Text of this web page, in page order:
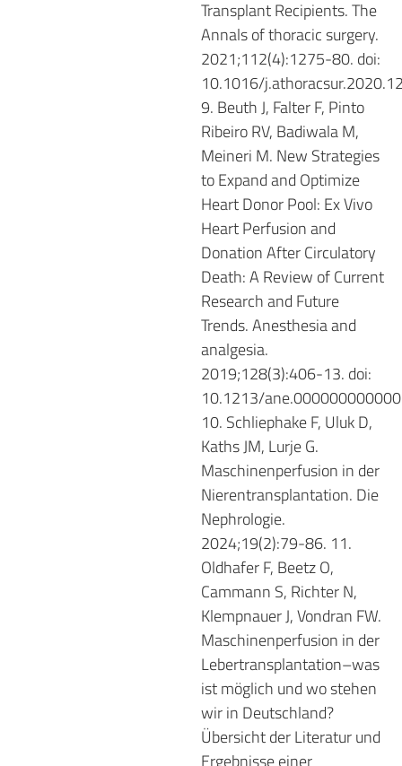
Transplant Recipients. The
Annals of thoracic surgery.
2021;112(4):1275-80. doi:
10.1016/
9. Beuth J, Falter F, Pinto
Ribeiro RV, Badiwala M,
Meineri M. New Strategies
to Expand and Optimize
Heart Donor Pool: Ex Vivo
Heart Perfusion and
Donation After Circulatory
Death: A Review of Current
Research and Future
Trends. Anesthesia and
analgesia.
2019;128(3):406-13. doi:
10.1213/
10. Schliephake F, Uluk D,
Kaths JM, Lurje G.
Maschinenperfusion in der
Nierentransplantation. Die
Nephrologie.
2024;19(2):79-86. 11.
Oldhafer F, Beetz O,
Cammann S, Richter N,
Klempnauer J, Vondran FW.
Maschinenperfusion in der
Lebertransplantation–was
ist möglich und wo stehen
wir in Deutschland?
Übersicht der Literatur und
Ergebnisse einer